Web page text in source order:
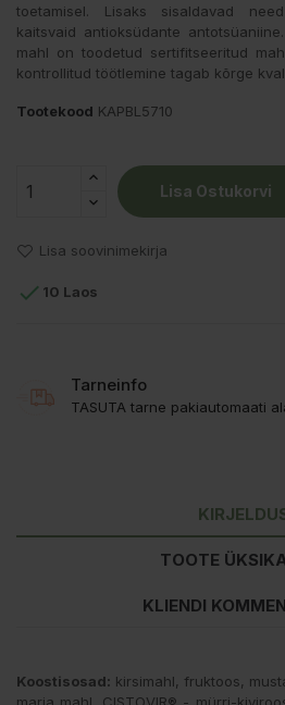
toetamisel. Lisaks sisaldavad
kaitsvaid antioksüdante
mahl on toodetud sertifitseeritud
kontrollitud töötlemine tagab kõrge
Tootekood KAPBL5710
Lisa Ostukorvi
Lisa soovinimekirja
 10 Laos
Tarneinfo
TASUTA tarne pakiautomaati
TOOTE
KLIENDI
Koostisosad: kirsimahl, fruktoos,